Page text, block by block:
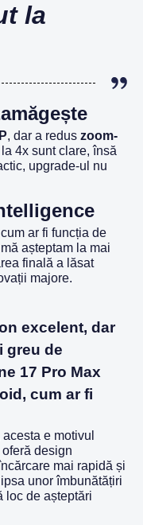
la
, dar a redus zoom-
4x sunt clare, însă
upgrade-ul nu
ar fi funcția de
mă așteptam la mai
finală a lăsat
majore.
excelent, dar
greu de
17 Pro Max
cum ar fi
e motivul
design
mai rapidă și
unor îmbunătățiri
loc de așteptări